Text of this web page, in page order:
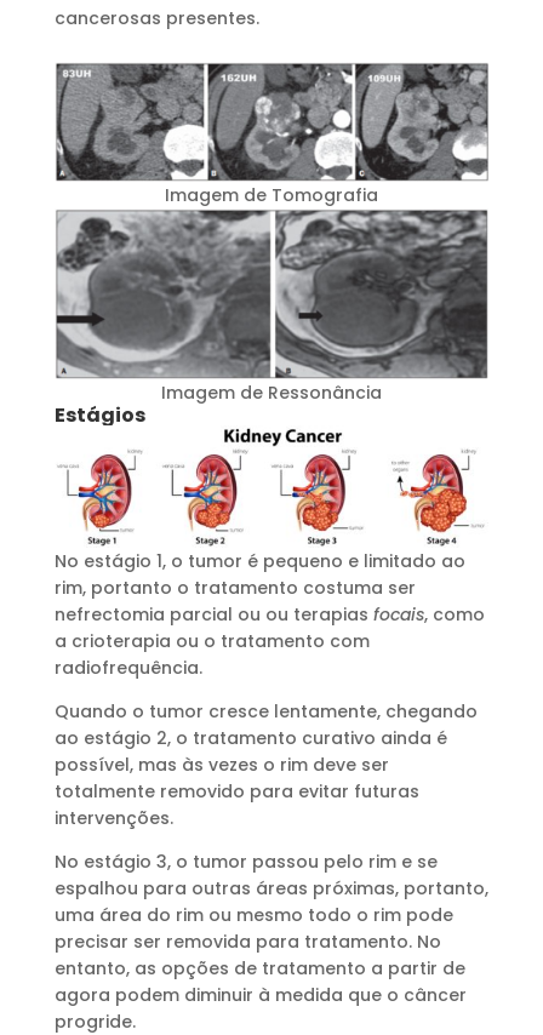
cancerosas presentes.
Imagem de Tomografia
Imagem de Ressonância
Estágios
No estágio 1, o tumor é pequeno e limitado ao
rim, portanto o tratamento costuma ser
nefrectomia parcial ou ou terapias focais, como
a crioterapia ou o tratamento com
radiofrequência.
Quando o tumor cresce lentamente, chegando
ao estágio 2, o tratamento curativo ainda é
possível, mas às vezes o rim deve ser
totalmente removido para evitar futuras
intervenções.
No estágio 3, o tumor passou pelo rim e se
espalhou para outras áreas próximas, portanto,
uma área do rim ou mesmo todo o rim pode
precisar ser removida para tratamento. No
entanto, as opções de tratamento a partir de
agora podem diminuir à medida que o câncer
progride.